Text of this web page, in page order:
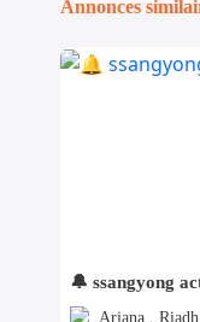
Annonces
🔔 ssangyong
Ariana ,